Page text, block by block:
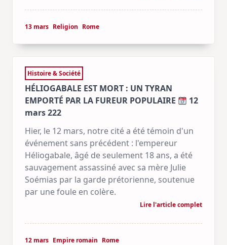
13 mars Religion Rome
Histoire & Société
HÉLIOGABALE EST MORT : UN TYRAN
EMPORTÉ PAR LA FUREUR POPULAIRE
12
mars 222
Hier, le 12 mars, notre cité a été témoin d'un
événement sans précédent : l'empereur
Héliogabale, âgé de seulement 18 ans, a été
sauvagement assassiné avec sa mère Julie
Soémias par la garde prétorienne, soutenue
par une foule en colère.
Lire l'article complet
12 mars Empire romain Rome